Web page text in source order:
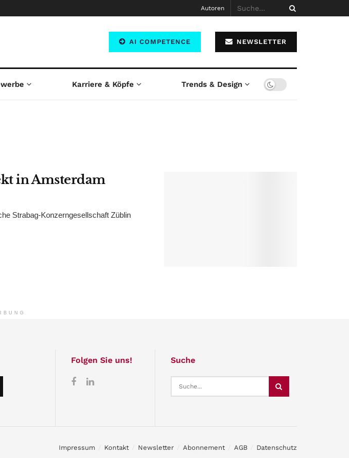
Autoren
AI COMPETENCE NEWSLETTER
Karriere & Köpfe Trends & Design
in Amsterdam
Strabag-Konzerngesellschaft Züblin
Folgen Sie uns! Suche
Impressum Kontakt Newsletter Abonnement AGB Datenschutz